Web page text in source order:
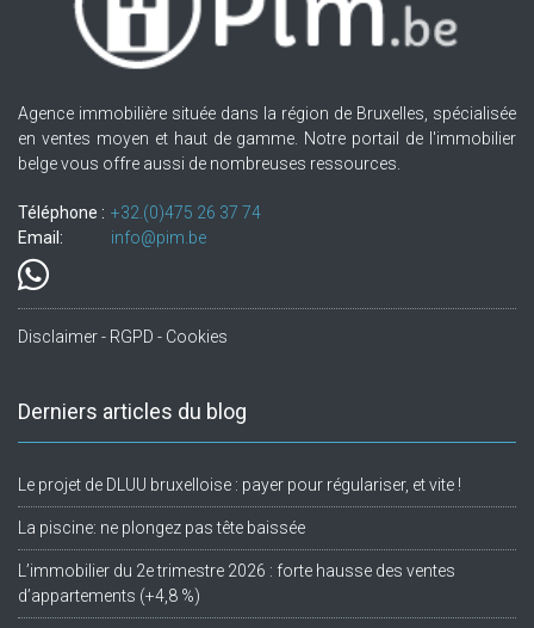
Agence immobilière située dans la région de Bruxelles, spécialisée
en ventes moyen et haut de gamme. Notre portail de l'immobilier
belge vous offre aussi de nombreuses ressources.
Téléphone : +32.(0)475 26 37 74
Email:
info@pim.be
Disclaimer - RGPD - Cookies
Derniers articles du blog
Le projet de DLUU bruxelloise : payer pour régulariser, et vite !
La piscine: ne plongez pas tête baissée
L’immobilier du 2e trimestre 2026 : forte hausse des ventes
d’appartements (+4,8 %)